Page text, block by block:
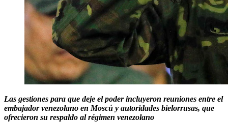
Las gestiones para que deje el poder incluyeron reuniones entre el
embajador venezolano en Moscú y autoridades bielorrusas, que
ofrecieron su respaldo al régimen venezolano